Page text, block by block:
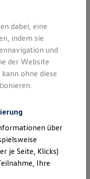
dabei, eine
indem sie
und
der Website
ohne diese
über
je Seite, Klicks)
Ihre